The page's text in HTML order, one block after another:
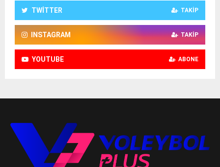
TWITTER TAKIP
INSTAGRAM TAKIP
YOUTUBE ABONE